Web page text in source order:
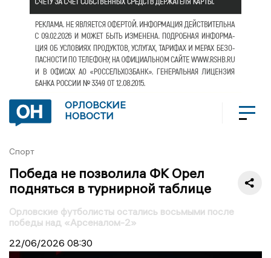
ОРЛОВСКИЕ
НОВОСТИ
Спорт
Победа не позволила ФК Орел
подняться в турнирной таблице
Орловские футболисты остались восьмыми после
победы над «Арсеналом-2»
22/06/2026 08:30